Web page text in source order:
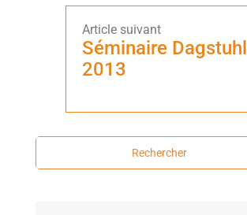
Séminaire Dagstuhl
2013